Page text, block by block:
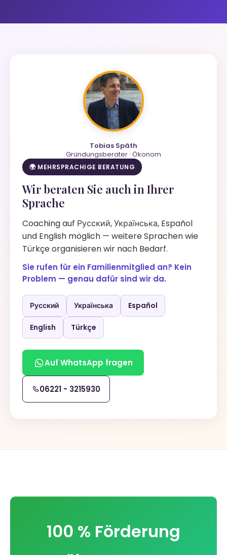
Tobias Späth
Gründungsberater · Ökonom
🌍 MEHRSPRACHIGE BERATUNG
Wir beraten Sie auch in Ihrer
Sprache
Coaching auf Русский, Українська, Español
und English möglich — weitere Sprachen wie
Türkçe organisieren wir nach Bedarf.
Sie rufen für ein Familienmitglied an? Kein
Problem — genau dafür sind wir da.
Русский Українська Español
English Türkçe
Auf WhatsApp fragen
06221 - 3215930
100 % Förderung